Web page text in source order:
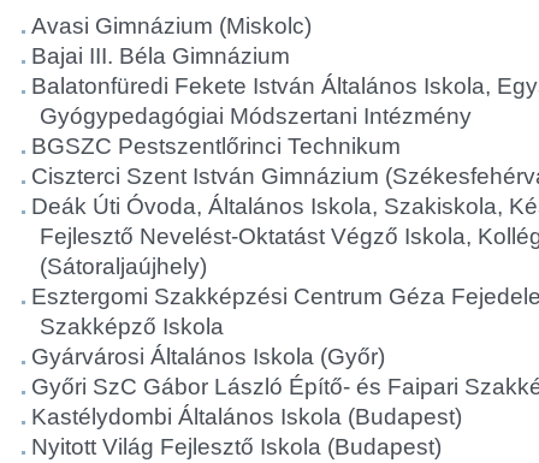
Avasi Gimnázium (Miskolc)
Bajai III. Béla Gimnázium
Balatonfüredi Fekete István Általános Iskola,
Gyógypedagógiai Módszertani Intézmény
BGSZC Pestszentlőrinci Technikum
Ciszterci Szent István Gimnázium
Deák Úti Óvoda, Általános Iskola, Szakiskola,
Fejlesztő Nevelést-Oktatást Végző Iskola,
(Sátoraljaújhely)
Esztergomi Szakképzési Centrum Géza
Szakképző Iskola
Gyárvárosi Általános Iskola (Győr)
Győri SzC Gábor László Építő- és Faipari
Kastélydombi Általános Iskola (Budapest)
Nyitott Világ Fejlesztő Iskola (Budapest)